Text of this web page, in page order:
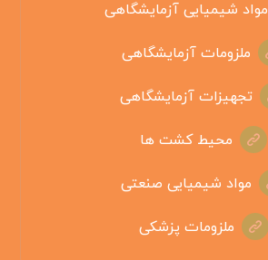
مواد شیمیایی آزمایشگاهی
ملزومات آزمایشگاهی
تجهیزات آزمایشگاهی
محیط کشت ها
مواد شیمیایی صنعتی
ملزومات پزشکی